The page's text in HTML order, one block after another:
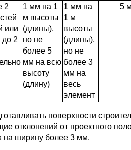
2
или
до 2
1 мм на 1
м высоты
(длины),
но не
более 5
мм на всю
высоту
(длину)
1 мм на
1 м
высоты
(длины),
но не
более 3
мм на
весь
элемент
5
поверхности
отклонений от проектного
на ширину более 3 мм.